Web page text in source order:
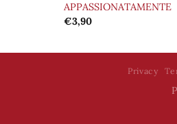
APPASSIONATAMENTE
€3,90
Privacy